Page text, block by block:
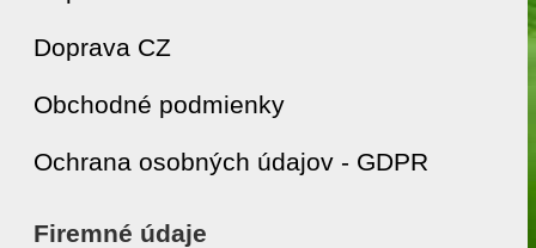
Doprava CZ
Obchodné podmienky
Ochrana osobných údajov - GDPR
Firemné údaje